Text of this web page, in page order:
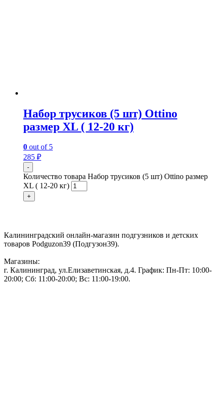
Набор трусиков (5 шт) Ottino
размер XL ( 12-20 кг)
0 out of 5
285 ₽
-
Количество товара Набор трусиков (5 шт) Ottino размер
XL ( 12-20 кг)
+
Калининградский онлайн-магазин подгузников и детских
товаров Podguzon39 (Подгузон39).
Магазины:
г. Калининград, ул.Елизаветинская, д.4. График: Пн-Пт: 10:00-
20:00; Сб: 11:00-20:00; Вс: 11:00-19:00.